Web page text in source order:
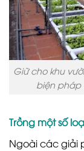
Giữ cho khu
biện pháp
Trồng một số
Ngoài các giải